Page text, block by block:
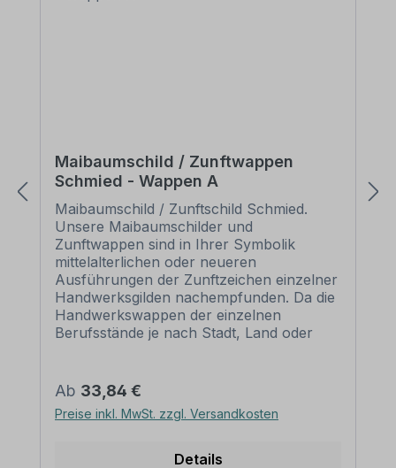
Maibaumschild / Zunftwappen
Schmied - Wappen A
Maibaumschild / Zunftschild Schmied.
Unsere Maibaumschilder und
Zunftwappen sind in Ihrer Symbolik
mittelalterlichen oder neueren
Ausführungen der Zunftzeichen einzelner
Handwerksgilden nachempfunden. Da die
Handwerkswappen der einzelnen
Berufsstände je nach Stadt, Land oder
allgemein gebräuchliche Abbildungen der
Werkzeuge und
Werkzeugzusammenstellungen
Zunftzeichen um neuere Symbole oder
Regulärer Preis:
Ab 33,84 €
Preise inkl. MwSt. zzgl. Versandkosten
Details